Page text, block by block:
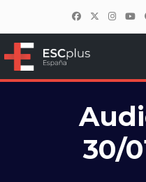
ESCplus
30/